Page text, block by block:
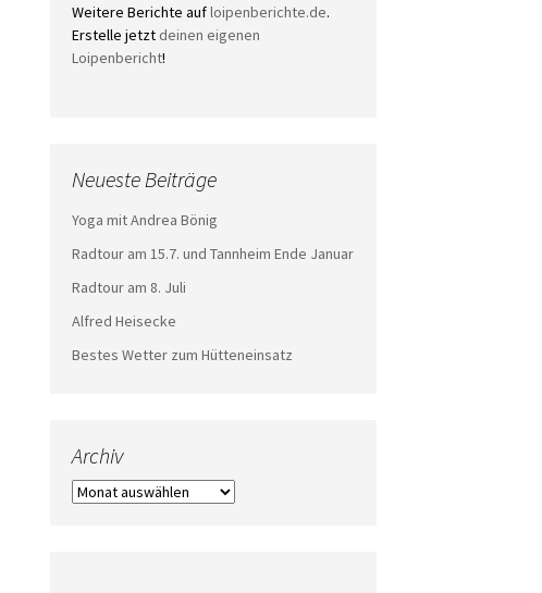
Weitere Berichte aufloipenberichte.de.
Erstelle jetzt deinen eigenen
Loipenbericht!
Neueste Beiträge
Yoga mit Andrea Bönig
Radtour am 15.7. und Tannheim Ende Januar
Radtour am 8. Juli
Alfred Heisecke
Bestes Wetter zum Hütteneinsatz
Archiv
Archiv